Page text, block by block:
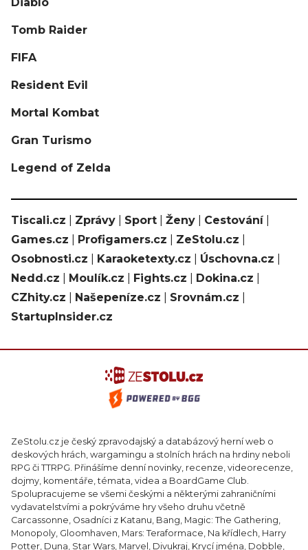
Tomb Raider
FIFA
Resident Evil
Mortal Kombat
Gran Turismo
Legend of Zelda
Tiscali.cz Zprávy Sport Ženy Cestování|
Games.cz
Profigamers.cz ZeStolu.cz
Osobnosti.cz
Karaoketexty.cz Úschovna.cz
Nedd.cz
Moulík.cz Fights.cz Dokina.cz
CZhity.cz
Našepeníze.cz Srovnám.cz
StartupInsider.cz
ZeStolu.cz je český zpravodajský a databázový herní web o
deskových hrách, wargamingu a stolních hrách na hrdiny neboli
RPG či TTRPG. Přinášíme denní novinky, recenze, videorecenze,
dojmy, komentáře, témata, videa a BoardGame Club.
Spolupracujeme se všemi českými a některými zahraničními
vydavatelstvími a pokrýváme hry všeho druhu včetně
Carcassonne, Osadníci z Katanu, Bang, Magic: The Gathering,
Monopoly, Gloomhaven, Mars: Teraformace, Na křídlech, Harry
Potter, Duna, Star Wars, Marvel, Divukraj, Krycí jména, Dobble,